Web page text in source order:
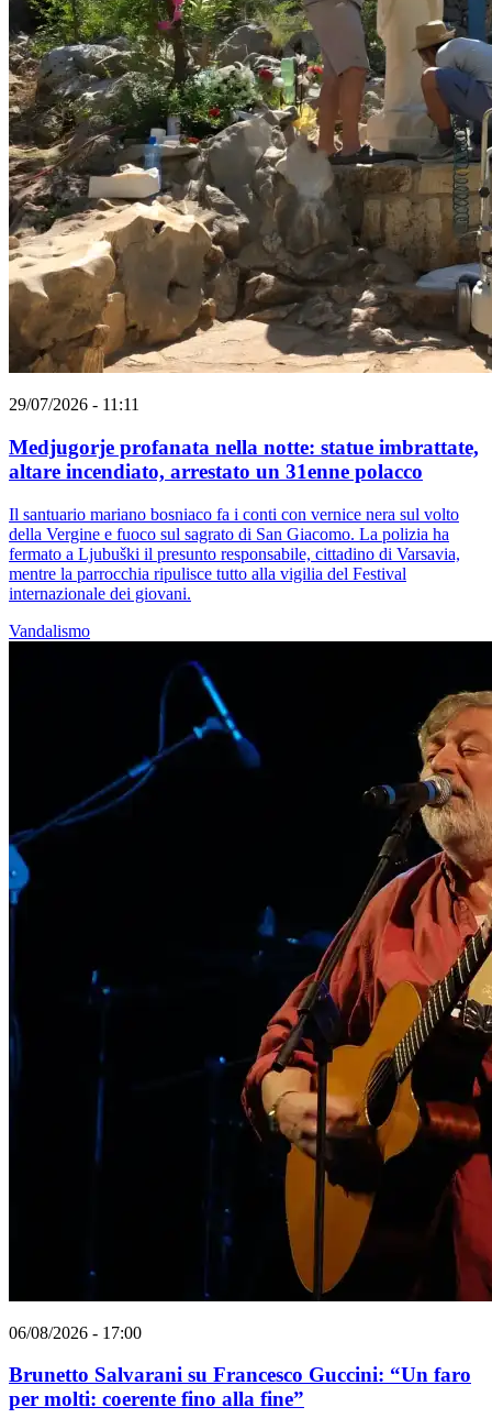
29/07/2026 - 11:11
Medjugorje profanata nella notte: statue imbrattate,
altare incendiato, arrestato un 31enne polacco
Il santuario mariano bosniaco fa i conti con vernice nera sul volto
della Vergine e fuoco sul sagrato di San Giacomo. La polizia ha
fermato a Ljubuški il presunto responsabile, cittadino di Varsavia,
mentre la parrocchia ripulisce tutto alla vigilia del Festival
internazionale dei giovani.
Vandalismo
06/08/2026 - 17:00
Brunetto Salvarani su Francesco Guccini: “Un faro
per molti: coerente fino alla fine”